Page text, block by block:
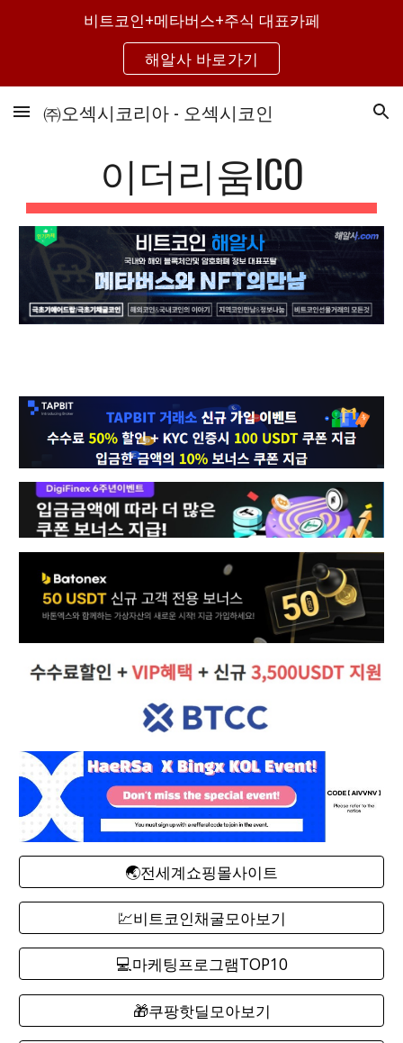
Skip to main content Skip to navigation
비트코인+메타버스+주식 대표카페
해알사 바로가기
㈜오섹시코리아 - 오섹시코인
이더리움ICO
🌏전세계쇼핑몰사이트
💹비트코인채굴모아보기
💻마케팅프로그램TOP10
🎁쿠팡핫딜모아보기